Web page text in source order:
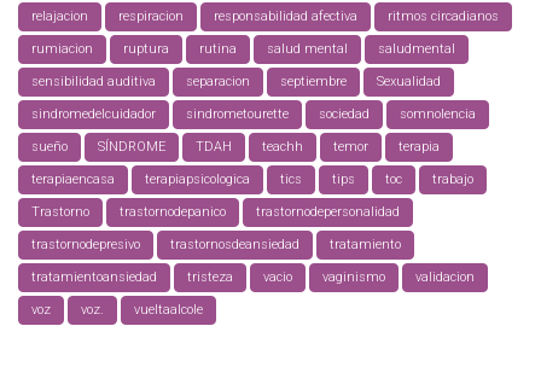
relajacion respiracion responsabilidad afectiva ritmos circadianos
rumiacion ruptura rutina salud mental saludmental
sensibilidad auditiva separacion septiembre Sexualidad
sindromedelcuidador sindrometourette sociedad somnolencia
sueño SÍNDROME TDAH teachh temor terapia
terapiaencasa terapiapsicologica tics tips toc trabajo
Trastorno trastornodepanico trastornodepersonalidad
trastornodepresivo trastornosdeansiedad tratamiento
tratamientoansiedad tristeza vacio vaginismo validacion
voz voz. vueltaalcole